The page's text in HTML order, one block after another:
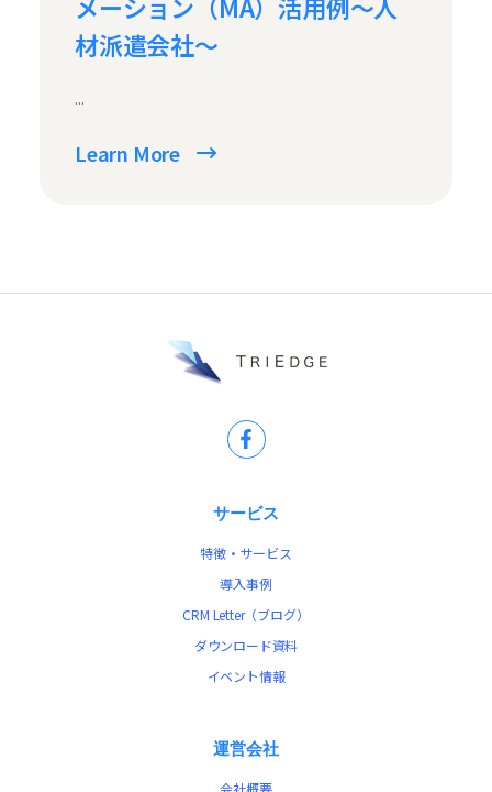
材派遣会社〜
...
Learn More
サービス
特徴・サービス
導入事例
CRM Letter（ブログ）
ダウンロード資料
イベント情報
運営会社
会社概要